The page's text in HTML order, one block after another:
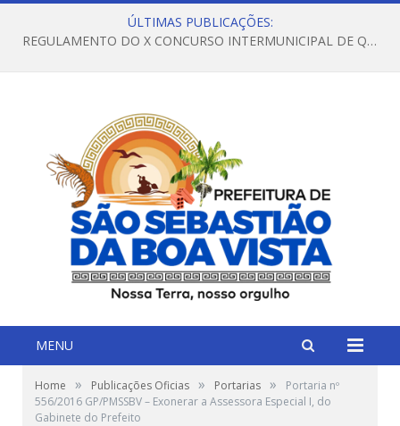
ÚLTIMAS PUBLICAÇÕES:
REGULAMENTO DO X CONCURSO INTERMUNICIPAL DE QUADRILHAS JUNINAS – 2026 – ARRAIÁ DA VENEZA
MENU
Home » Publicações Oficias » Portarias »
Portaria nº
556/2016 GP/PMSSBV – Exonerar a Assessora Especial I, do
Gabinete do Prefeito